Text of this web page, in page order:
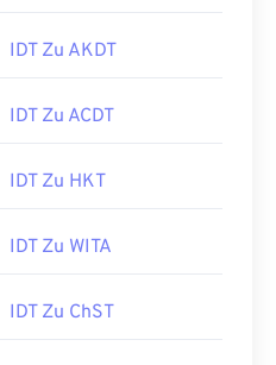
IDT Zu AKDT
IDT Zu ACDT
IDT Zu HKT
IDT Zu WITA
IDT Zu ChST